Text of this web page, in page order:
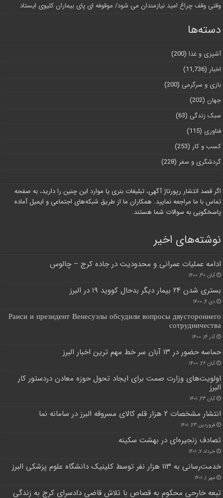
وقتی وقف چراغ امید نیازمندان می شود/ موقوفه ای پای بیماران کلیوی ایستاد
دسته‌ها
آشپزی و غذا (200)
اخبار (11,736)
بازی و سرگرمی (200)
جهان (202)
سبک زندگی (63)
فناوری (115)
کسب و کار (253)
گردشگری و سفر (228)
اگر قصد انتشار رپورتاژ آگهی، تبلیغات بنری یا موارد این چنین را دارید، به صفحه
تماس با ما مراجعه نمایید. همکاران ما از طریق شبکه‌های اجتماعی و ایمیل آماده
پاسخگویی به سوالات شما هستند.
نوشته‌های اخیر
ادامه عملیات عمرانی و محدودیت در جاده کرج – چالوس
آبان ۳۰, ۱۴۰۰
بستری شدن ۲۴ بیمار دیگر بدحال کووید ۱۹ در البرز
دی ۴, ۱۴۰۰
Раиси и президент Венесуэлы обсудили вопросы двустороннего
сотрудничества
آذر ۱۴, ۱۴۰۰
حماسه حضور در ۱۳ آبان سر خط مهم ترین اخبار البرز
آبان ۲۶, ۱۴۰۰
اولویت‌های وزارت صمت برای ایجاد تحول حوزه معادن دردستور کار
البرز
آبان ۲۳, ۱۴۰۱
انتشار مشخصات ۲ هزار قلم کالای مسروقه البرز در سامانه نما
فروردین ۲۳, ۱۴۰۱
تصادف زنجیره‌ای در بهشت سکینه
خرداد ۷, ۱۴۰۱
خدمت‌رسانی به ۱۱۳ هزار نفر توسط کلینیک دانشگاه علوم پزشکی البرز
مهر ۱, ۱۴۰۱
تبعه خارحی محکوم به قصاص با تلاش قاضی دادسرای کرج به زندگی